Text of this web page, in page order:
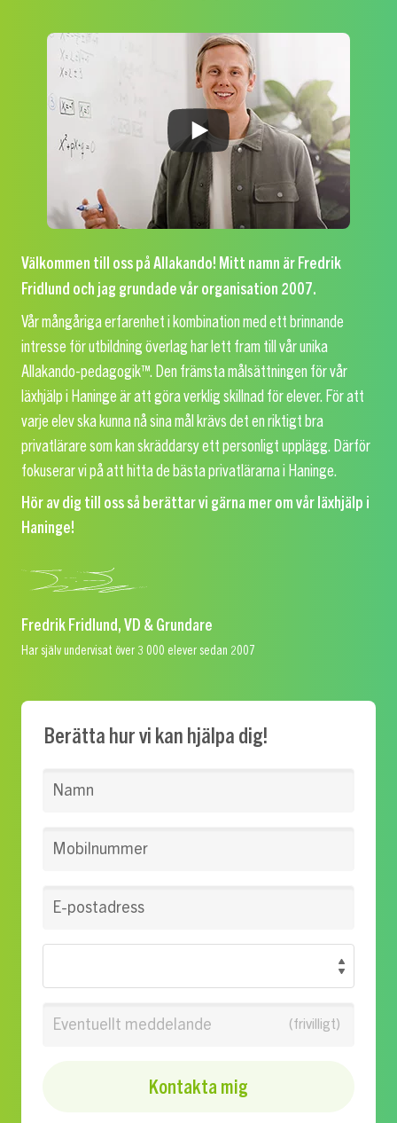
Välkommen till oss på Allakando! Mitt namn är Fredrik
Fridlund och jag grundade vår organisation 2007.
Vår mångåriga erfarenhet i kombination med ett brinnande
intresse för utbildning överlag har lett fram till vår unika
Allakando-pedagogik™. Den främsta målsättningen för vår
läxhjälp i Haninge är att göra verklig skillnad för elever. För att
varje elev ska kunna nå sina mål krävs det en riktigt bra
privatlärare som kan skräddarsy ett personligt upplägg. Därför
fokuserar vi på att hitta de bästa privatlärarna i Haninge.
Hör av dig till oss så berättar vi gärna mer om vår läxhjälp i
Haninge!
Fredrik Fridlund, VD & Grundare
Har själv undervisat över 3 000 elever sedan 2007
Berätta hur vi kan hjälpa dig!
Namn
Mobilnummer
E-postadress
Eventuellt meddelande
Kontakta mig